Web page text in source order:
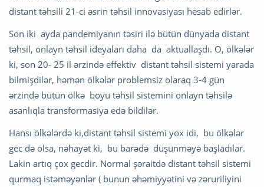
distant təhsili 21-ci əsrin təhsil innovasiyası hesab edirlər.
Son iki ayda pandemiyanın təsiri ilə bütün dünyada distant
təhsil, onlayn təhsil ideyaları daha da aktuallaşdı. O, ölkələr
ki, son 20- 25 il ərzində effektiv distant təhsil sistemi yarada
bilmişdilər, həmən ölkələr problemsiz olaraq 3-4 gün
ərzində bütün ölkə boyu təhsil sistemini onlayn təhsilə
asanlıqla transformasiya edə bildilər.
Hansı ölkələrdə ki,distant təhsil sistemi yox idi, bu ölkələr
gec də olsa, nəhayət ki, bu barədə düşünməyə başladılar.
Lakin artıq çox gecdir. Normal şəraitdə distant təhsil sistemi
qurmaq istəməyənlər ( bunun əhəmiyyətini və zəruriliyini